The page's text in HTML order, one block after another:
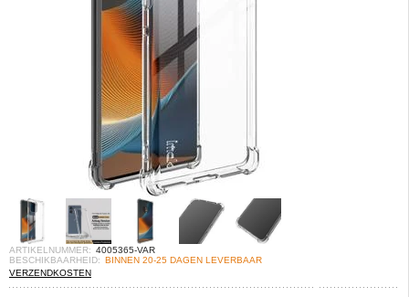
ARTIKELNUMMER: 4005365-VAR
BESCHIKBAARHEID: BINNEN 20-25 DAGEN LEVERBAAR
VERZENDKOSTEN